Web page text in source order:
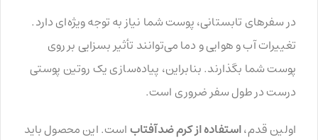
در سفرهای تابستانی، پوست شما نیاز به توجه ویژه‌ای دارد.
تغییرات آب و هوایی و دما می‌توانند تأثیر بسزایی بر روی
پوست شما بگذارند. بنابراین، پیاده‌سازی یک روتین پوستی
درست در طول سفر ضروری است.
اولین قدم،استفاده از کرم ضدآفتاب است. این محصول باید